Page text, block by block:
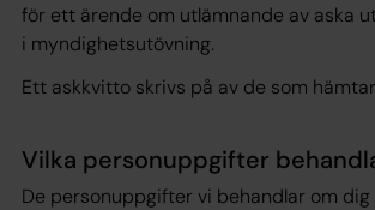
för ett ärende om utlämnande av aska
i myndighetsutövning.
Ett askkvitto skrivs på av de som
Vilka personuppgifter
De personuppgifter vi behandlar om